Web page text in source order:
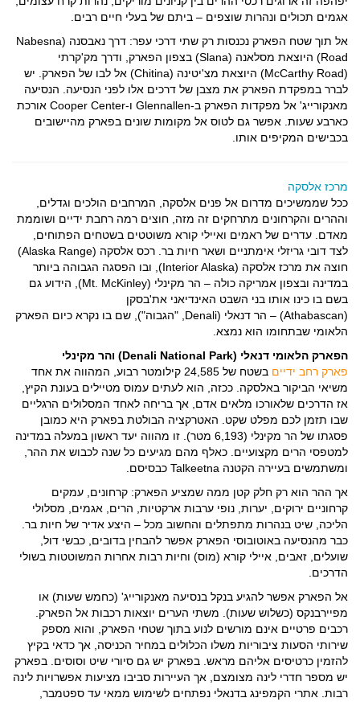
אגמים תכולים ונהרות שוצפים – ביתם של בעלי חיים רבים.
אל תוך שטח הפארק נכנסות רק שתי דרכי עפר: דרך נאבסנה (Nabesna
Road) היוצאת מסלאנה (Slana) בצפון הפארק, ודרך מק'קרתי
(McCarthy Road) היוצאת מצ'יטינה (Chitina) אל לבו של הפארק. יש
לברר במפקדת הפארק את מצבן של דרכים אלו לפני הנסיעה. הנסיעה
מאנקורייג' אל מפקדות הפארק ב-Glennallen ו-Cooper Center אורכת
כארבע שעות. אפשר גם לטוס אל מקומות שונים בפארק מהיישובים
בכבישים המקיפים אותו.
מרכז אלסקה
ככל שממשיכים מדרום אל פנים אלסקה, המרחבים הולכים וגדלים,
וההרים והקרחונים מתרחקים זה מזה, חוצים רמה רחבת ידיים ושוממת
מאדם. עדרים של ראמים ואיילי קורא משוטטים בשטחים הפתוחים,
לצד דובי גריזלי אימתניים ושאר חיות בר. רכס אלסקה (Alaska Range)
חוצה את מרכז אלסקה (Interior Alaska), ובו הפסגה הגבוהה ביותר
במדינה ובצפון אמריקה כולה – הר מקינלי (Mt. McKinley), הידוע גם
בשם בו כינו אותו בני השבט האינדיאני את'בסקן
(Athabascan) – הר דנאלי (Denali, "הגבוה"), שם בו נקרא כיום הפארק
הלאומי שבתחומו הוא נמצא.
הפארק הלאומי דנאלי (Denali National Park) והר מקינלי
פארק רחב ידיים
בשטח של 24,585 קילומטר רבוע, המהווה את אחד
משיאי הביקור באלסקה. ככזה, הוא לעתים עמוס מטיילים בעונת הקיץ,
אז הדרכים שלאורכו מלאים אדם, אך בריחה לאחד המסלולים הרגליים
שבו תזמן לכם מפלט שקט. האטרקציה הבולטת בפארק היא כמובן
פסגתו של הר מקינלי (6,193 מטר). זו מהווה יעד ראשון במעלה במדינה
למטפסי הרים מקצועיים. כאלף מהם מגיעים כל שנה לכבוש את ההר,
ומשתמשים בעיירה הקטנה Talkeetna כבסיסם.
אך ההר הוא רק חלק קטן ממה שמציע הפארק: קרחונים, עמקים
קרחוניים ירוקים, יערות, נופי ערבות ארקטיות, הרים, אגמים, מסלולי
הליכה, שיט בנהרות מתפתלים והחשוב מכל – היצע אדיר של חיות בר.
כבר מהנסיעה באוטובוסי הפארק אפשר להבחין בדובים, כבשי דול,
שועלים, זאבים, איילי קורא (מוס) וחיות רבות אחרות המשוטטות בשולי
הדרכים.
אל הפארק אפשר להגיע בנקל בנסיעה מאנקורייג' (כחמש שעות) או
מפיירבנקס (כשלוש שעות). משתי הערים יוצאות רכבות אל הפארק.
רכבים פרטיים אינם מורשים לנוע בתוך שטחי הפארק, והוא מספק
שירותי הסעות ציבוריות משלו הכלולים במחיר הכניסה, אך כדאי בקיץ
להזמין כרטיסים אליהם מראש. בפארק יש גם סיורי שיט וסוסים. בפארק
יש מספר חדרי לינה מצומצם, אך העיירות סביבו מציעות אפשרויות לינה
רבות. אתרי הקמפינג בדנאלי נפתחים לשימוש ממאי עד ספטמבר,